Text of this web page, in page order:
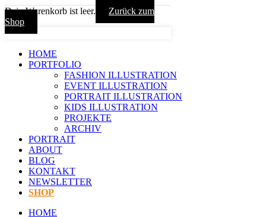
Dein Warenkorb ist leer.
Zurück zum
Shop
HOME
PORTFOLIO
FASHION ILLUSTRATION
EVENT ILLUSTRATION
PORTRAIT ILLUSTRATION
KIDS ILLUSTRATION
PROJEKTE
ARCHIV
PORTRAIT
ABOUT
BLOG
KONTAKT
NEWSLETTER
SHOP
HOME